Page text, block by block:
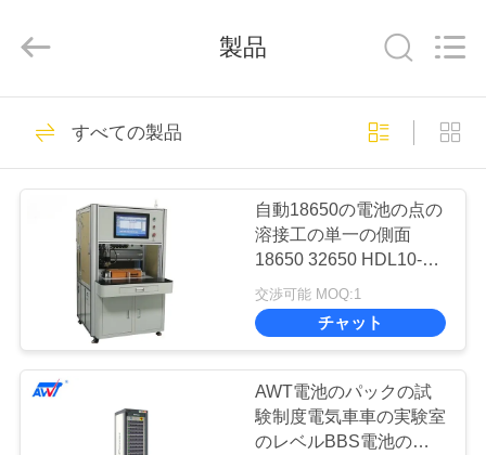
製
た
ち
2019
Equipment
Co.,Ltd.
Rights
リチウム電池の点
の溶接工
18650の電池の点の
溶接工
14
製品
すべての製品
自動18650の電池の点の
溶接工の単一の側面
18650 32650 HDL10-3B
の頭部の回転
交渉可能 MOQ:1
チャット
AWT電池のパックの試
験制度電気車車の実験室
のレベルBBS電池のバ